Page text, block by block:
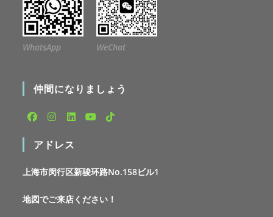
WhatsApp WeChat
仲間になりましょう
new
tab
in
new
in
new
tab
new
tab
new
アドレス
上海市闵行区新骏环路No.158ビル1
地図でご来店ください！